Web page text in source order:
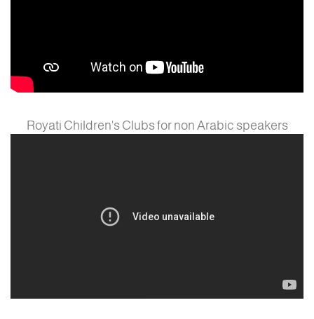
Royati Children's Clubs for non Arabic speakers